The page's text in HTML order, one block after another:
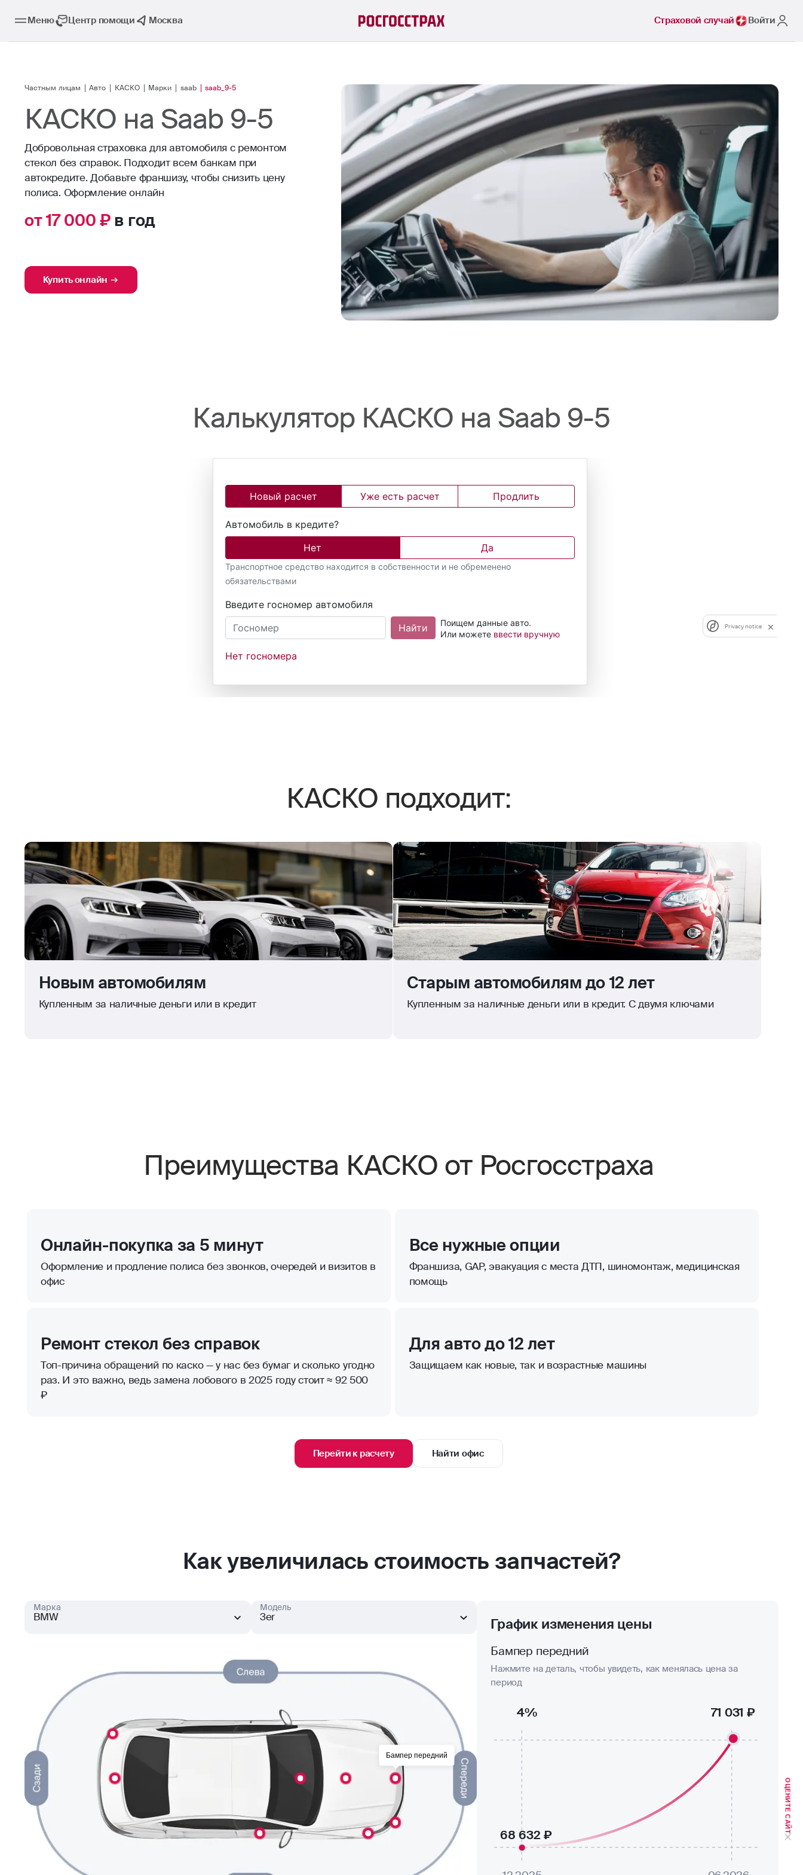
Меню Центр помощи Москва Страховой случай Войти
Частным лицам Авто КАСКО Марки saab saab_9-5
КАСКО на Saab 9-5
Добровольная страховка для автомобиля с ремонтом
стекол без справок. Подходит всем банкам при
автокредите. Добавьте франшизу, чтобы снизить цену
от 17 000 ₽в год
Купить онлайн
Калькулятор КАСКО на Saab 9-5
КАСКО подходит:
Новым автомобилям
Купленным за наличные деньги или в кредит
Старым автомобилям до 12 лет
Купленным за наличные деньги или в кредит. С двумя ключами
Преимущества КАСКО от Росгосстраха
Онлайн-покупка за 5 минут
Оформление и продление полиса без звонков, очередей и визитов в
офис
Все нужные опции
Франшиза, GAP, эвакуация с места ДТП, шиномонтаж, медицинская
помощь
Ремонт стекол без справок
Топ-причина обращений по каско — у нас без бумаг и сколько угодно
раз. И это важно, ведь замена лобового в 2025 году стоит ≈ 92 500
₽
Для авто до 12 лет
Защищаем как новые, так и возрастные машины
Перейти к расчету Найти офис
Как увеличилась стоимость запчастей?
BMW
Марка
3er
Модель
Бампер передний
График изменения цены
Бампер передний
Нажмите на деталь, чтобы увидеть, как менялась цена за
период
68 632 ₽
71 031 ₽
4%
ОЦЕНИТЕ САЙТ